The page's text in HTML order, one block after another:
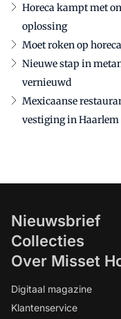
Horeca kampt met
oplossing
Moet roken op
Nieuwe stap in
vernieuwd
Mexicaanse
vestiging in Haarlem
Nieuwsbrief
Collecties
Over Misset
Digitaal magazine
Klantenservice